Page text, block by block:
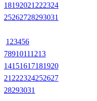
18192021 222324
25262728293031
1 23456
78910111213
14151617181920
21 222324252627
28293031